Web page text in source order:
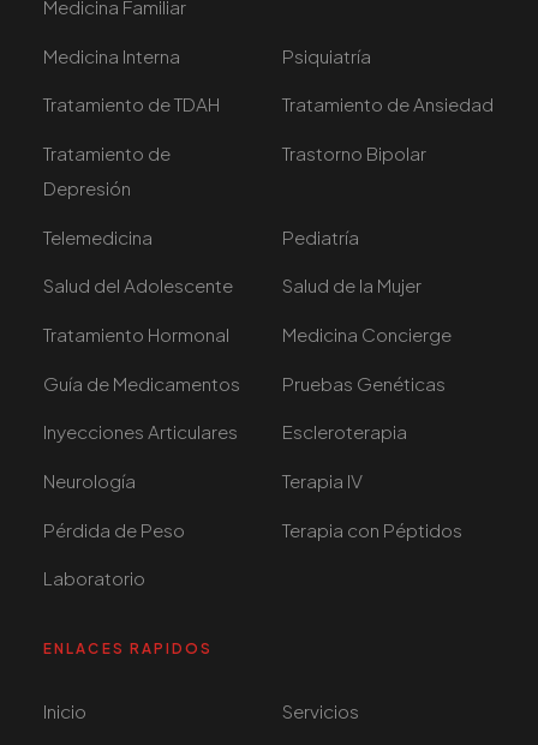
Medicina Familiar
Medicina Interna Psiquiatría
Tratamiento de TDAH Tratamiento de Ansiedad
Tratamiento de
Depresión
Trastorno Bipolar
Telemedicina Pediatría
Salud del Adolescente Salud de la Mujer
Tratamiento Hormonal Medicina Concierge
Guía de Medicamentos Pruebas Genéticas
Inyecciones Articulares Escleroterapia
Neurología Terapia IV
Pérdida de Peso Terapia con Péptidos
Laboratorio
ENLACES RAPIDOS
Inicio Servicios